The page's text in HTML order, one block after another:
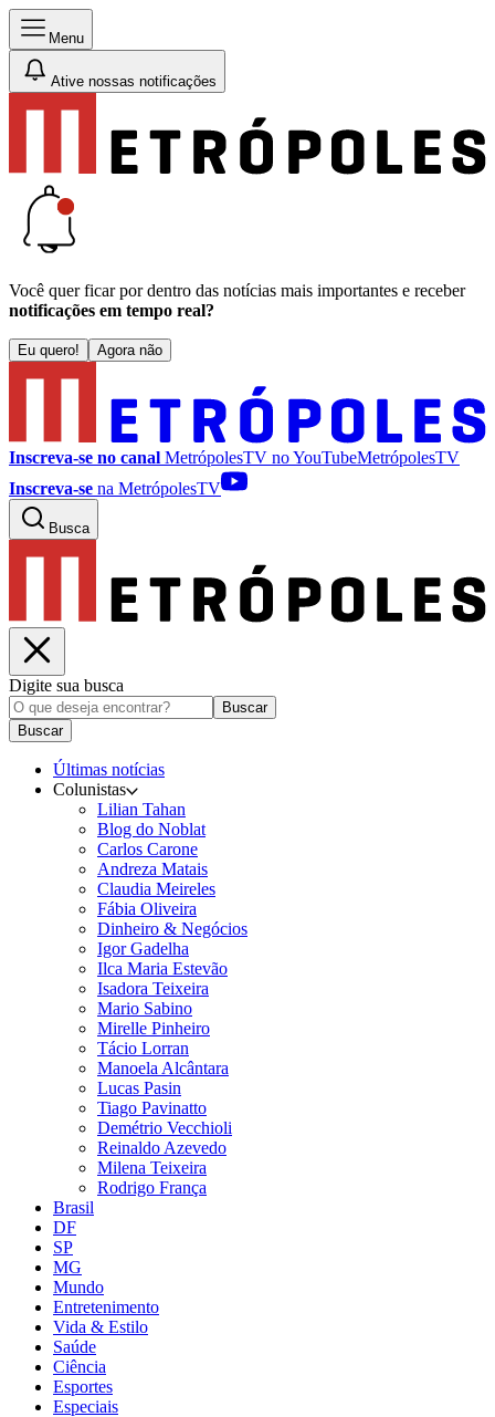
Menu
Ative nossas notificações
Você quer ficar por dentro das notícias mais importantes e receber
notificações em tempo real?
Eu quero! Agora não
Inscreva-se no canal MetrópolesTV noYouTubeMetrópolesTV
Inscreva-se na MetrópolesTV
Busca
Digite sua busca
Buscar
Buscar
Últimas notícias
Colunistas
Lilian Tahan
Blog do Noblat
Carlos Carone
Andreza Matais
Claudia Meireles
Fábia Oliveira
Dinheiro & Negócios
Igor Gadelha
Ilca Maria Estevão
Isadora Teixeira
Mario Sabino
Mirelle Pinheiro
Tácio Lorran
Manoela Alcântara
Lucas Pasin
Tiago Pavinatto
Demétrio Vecchioli
Reinaldo Azevedo
Milena Teixeira
Rodrigo França
Brasil
DF
SP
MG
Mundo
Entretenimento
Vida & Estilo
Saúde
Ciência
Esportes
Especiais